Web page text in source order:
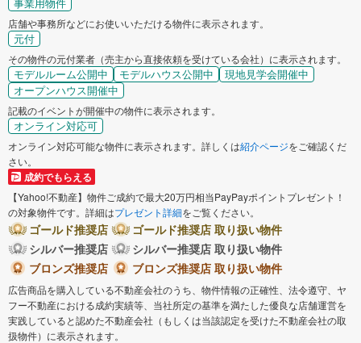
店舗や事務所などにお使いいただける物件に表示されます。
元付
その物件の元付業者（売主から直接依頼を受けている会社）に表示されます。
モデルルーム公開中 モデルハウス公開中
現地見学会開催中
オープンハウス開催中
記載のイベントが開催中の物件に表示されます。
オンライン対応可
オンライン対応可能な物件に表示されます。詳しくは紹介ページをご確認くだ
さい。
成約でもらえる
【Yahoo!不動産】物件ご成約で最大20万円相当PayPayポイントプレゼント！
の対象物件です。詳細はプレゼント詳細をご覧ください。
ゴールド推奨店
ゴールド推奨店 取り扱い物件
シルバー推奨店
シルバー推奨店 取り扱い物件
ブロンズ推奨店
ブロンズ推奨店 取り扱い物件
広告商品を購入している不動産会社のうち、物件情報の正確性、法令遵守、ヤ
フー不動産における成約実績等、当社所定の基準を満たした優良な店舗運営を
実践していると認めた不動産会社（もしくは当該認定を受けた不動産会社の取
扱物件）に表示されます。